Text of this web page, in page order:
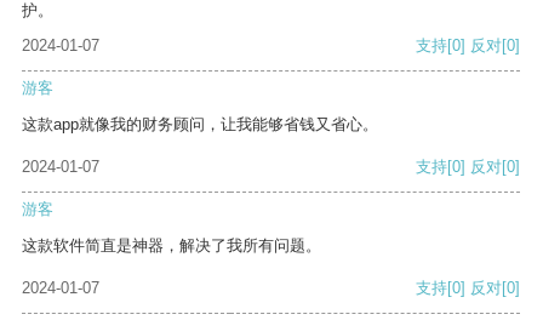
护。
2024-01-07
支持[0] 反对[0]
游客
这款app就像我的财务顾问，让我能够省钱又省心。
2024-01-07 支持[0] 反对[0]
游客
这款软件简直是神器，解决了我所有问题。
2024-01-07 支持[0] 反对[0]